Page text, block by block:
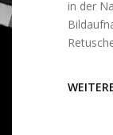
in der